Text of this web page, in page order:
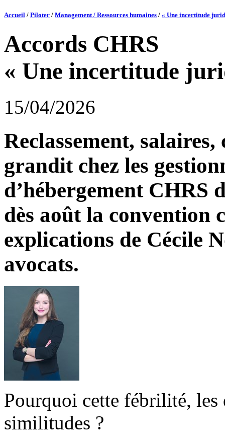
Accueil / Piloter / Management / Ressources humaines / « Une incertitude
Accords CHRS
« Une incertitude
15/04/2026
Reclassement,
grandit chez les
d’hébergement CHRS
dès août la convention
explications de Cécile
avocats.
Pourquoi cette fébrilité, les
similitudes ?